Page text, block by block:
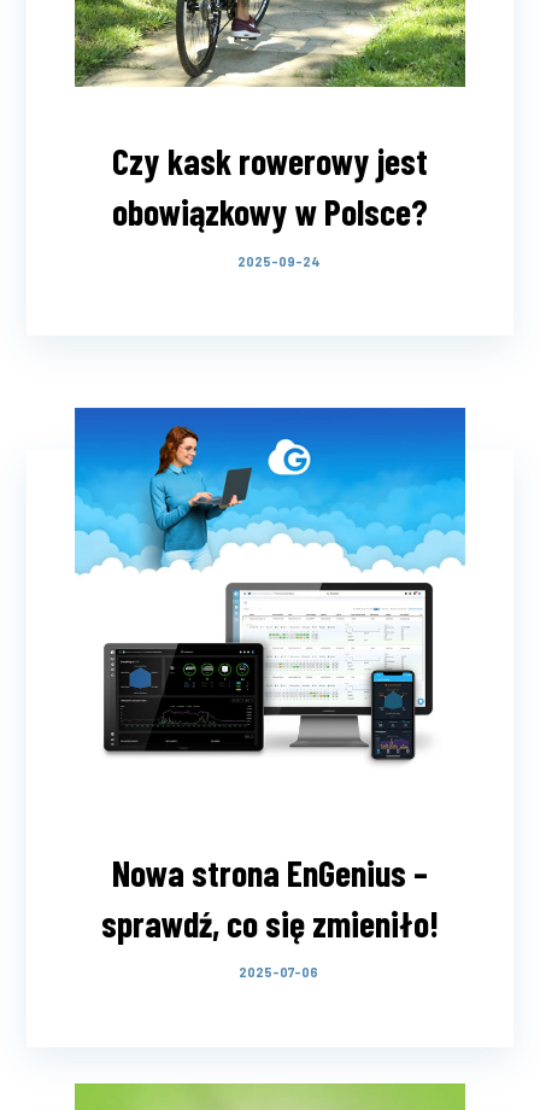
Czy kask rowerowy jest
obowiązkowy w Polsce?
2025-09-24
Nowa strona EnGenius –
sprawdź, co się zmieniło!
2025-07-06